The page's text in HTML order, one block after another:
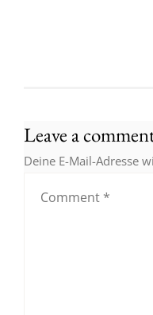
Leave a
Deine E-Mail-Adresse